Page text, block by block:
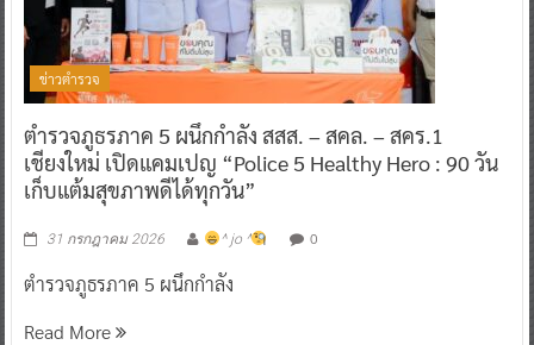
ข่าวตำรวจ
ตำรวจภูธรภาค 5 ผนึกกำลัง สสส. – สคล. – สคร.1
เชียงใหม่ เปิดแคมเปญ “Police 5 Healthy Hero : 90 วัน
เก็บแต้มสุขภาพดีได้ทุกวัน”
31 กรกฎาคม 2026 ^ jo ^ 0
ตำรวจภูธรภาค 5 ผนึกกำลัง
Read More